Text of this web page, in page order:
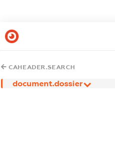
CAHEADER.SEARCH
document.dossier